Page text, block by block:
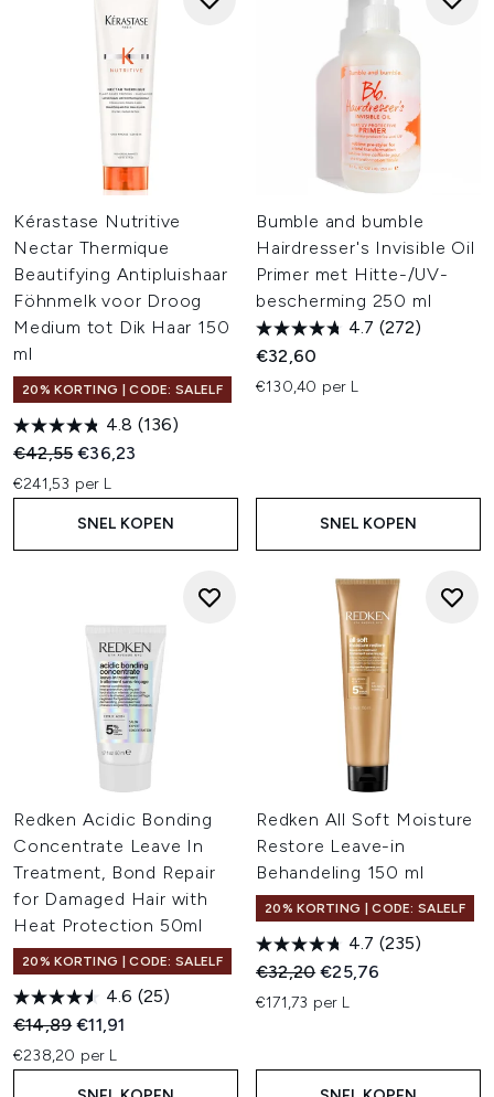
Kérastase Nutritive
Nectar Thermique
Beautifying Antipluishaar
Föhnmelk voor Droog
Medium tot Dik Haar 150
ml
20% KORTING | CODE: SALELF
4.8 (136)
Recommended Retail Price:
€42,55Huidige prijs:
€36,23
€241,53 per L
SNEL KOPEN
Bumble and bumble
Hairdresser's Invisible Oil
Primer met Hitte-/UV-
bescherming 250 ml
4.7 (272)
€32,60
€130,40 per L
SNEL KOPEN
Redken Acidic Bonding
Concentrate Leave In
Treatment, Bond Repair
for Damaged Hair with
Heat Protection 50ml
20% KORTING | CODE: SALELF
4.6 (25)
Recommended Retail Price:
€14,89Huidige prijs:
€11,91
€238,20 per L
Redken All Soft Moisture
Restore Leave-in
Behandeling 150 ml
20% KORTING | CODE: SALELF
4.7 (235)
Recommended Retail Price:
€32,20Huidige prijs:
€25,76
€171,73 per L